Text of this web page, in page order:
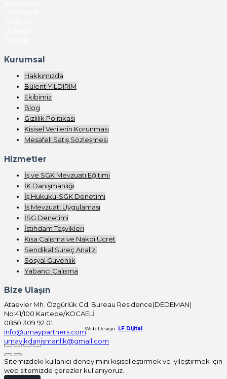
Kurumsal
Hakkımızda
Bülent YILDIRIM
Ekibimiz
Blog
Gizlilik Politikası
Kişisel Verilerin Korunması
Mesafeli Satış Sözleşmesi
Hizmetler
İş ve SGK Mevzuatı Eğitimi
İK Danışmanlığı
İş Hukuku-SGK Denetimi
İş Mevzuatı Uygulaması
İSG Denetimi
İstihdam Teşvikleri
Kısa Çalışma ve Nakdi Ücret
Sendikal Süreç Analizi
Sosyal Güvenlik
Yabancı Çalışma
Bize Ulaşın
Ataevler Mh. Özgürlük Cd. Bureau Residence(DEDEMAN)
No:41/100 Kartepe/KOCAELİ
0850 309 92 01
info@umaypartners.com
umayikdanismanlik@gmail.com
Web Design: LF Dijital
Sitemizdeki kullanıcı deneyimini kişiselleştirmek ve iyileştirmek için
web sitemizde çerezler kullanıyoruz.